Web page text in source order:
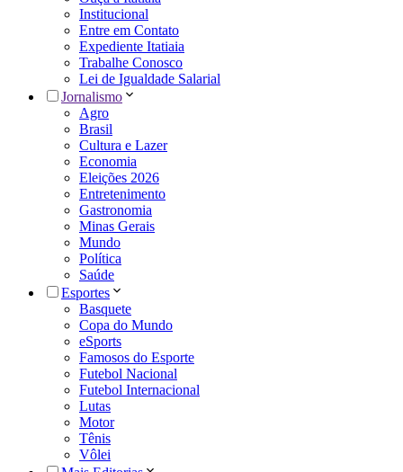
Institucional
Entre em Contato
Expediente Itatiaia
Trabalhe Conosco
Lei de Igualdade Salarial
Jornalismo
Agro
Brasil
Cultura e Lazer
Economia
Eleições 2026
Entretenimento
Gastronomia
Minas Gerais
Mundo
Política
Saúde
Esportes
Basquete
Copa do Mundo
eSports
Famosos do Esporte
Futebol Nacional
Futebol Internacional
Lutas
Motor
Tênis
Vôlei